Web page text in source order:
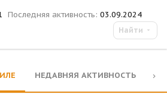
Последняя активность 03.09.2024
Найти
НЕДАВНЯЯ АКТИВНОСТЬ